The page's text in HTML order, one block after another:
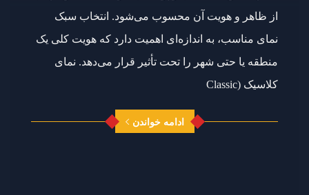
از ظاهر و هویت آن محسوب می‌شود. انتخاب سبک
نمای مناسب، به اندازه‌ای اهمیت دارد که هویت کلی یک
منطقه یا حتی شهر را تحت تأثیر قرار می‌دهد. نمای
کلاسیک (Classic
ادامه خواندن